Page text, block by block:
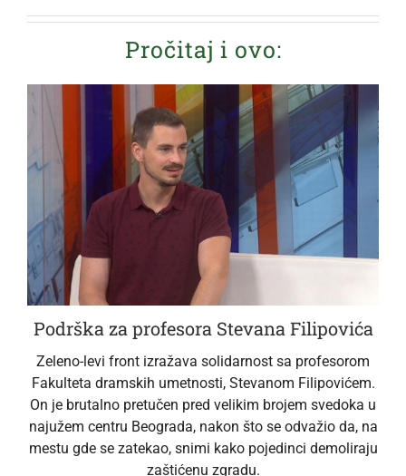
Pročitaj i ovo:
Podrška za profesora Stevana Filipovića
Zeleno-levi front izražava solidarnost sa profesorom
Fakulteta dramskih umetnosti, Stevanom Filipovićem.
On je brutalno pretučen pred velikim brojem svedoka u
najužem centru Beograda, nakon što se odvažio da, na
mestu gde se zatekao, snimi kako pojedinci demoliraju
zaštićenu zgradu.